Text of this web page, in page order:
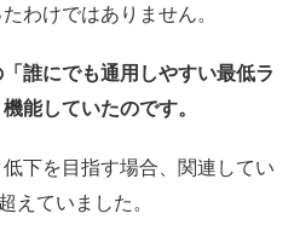
わけではありません。
誰にでも通用しやすい最低ラ
能していたのです。
下を目指す場合、関連してい
えていました。